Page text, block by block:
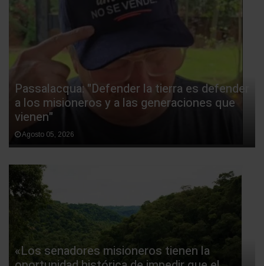
Passalacqua: "Defender la tierra es defender
a los misioneros y a las generaciones que
vienen"
Agosto 05, 2026
«Los senadores misioneros tienen la